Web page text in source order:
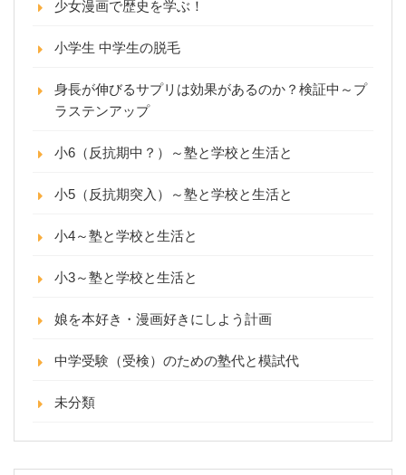
少女漫画で歴史を学ぶ！
小学生 中学生の脱毛
身長が伸びるサプリは効果があるのか？検証中～プ
ラステンアップ
小6（反抗期中？）～塾と学校と生活と
小5（反抗期突入）～塾と学校と生活と
小4～塾と学校と生活と
小3～塾と学校と生活と
娘を本好き・漫画好きにしよう計画
中学受験（受検）のための塾代と模試代
未分類